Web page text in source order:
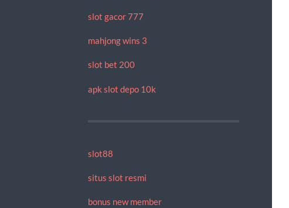
slot gacor 777
mahjong wins 3
slot bet 200
apk slot depo 10k
slot88
situs slot resmi
bonus new member